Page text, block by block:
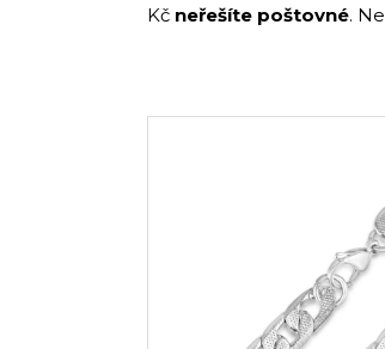
Kč neřešíte poštovné.